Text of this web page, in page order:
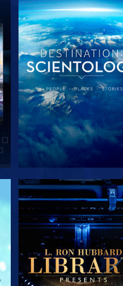
VERKEN DE SERIE